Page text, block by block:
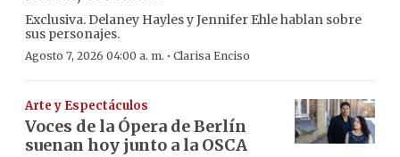
Exclusiva. Delaney Hayles y Jennifer Ehle hablan sobre
sus personajes.
Agosto 7, 2026 04:00 a. m. · Clarisa Enciso
Arte y Espectáculos
Voces de la Ópera de Berlín
suenan hoy junto a la OSCA